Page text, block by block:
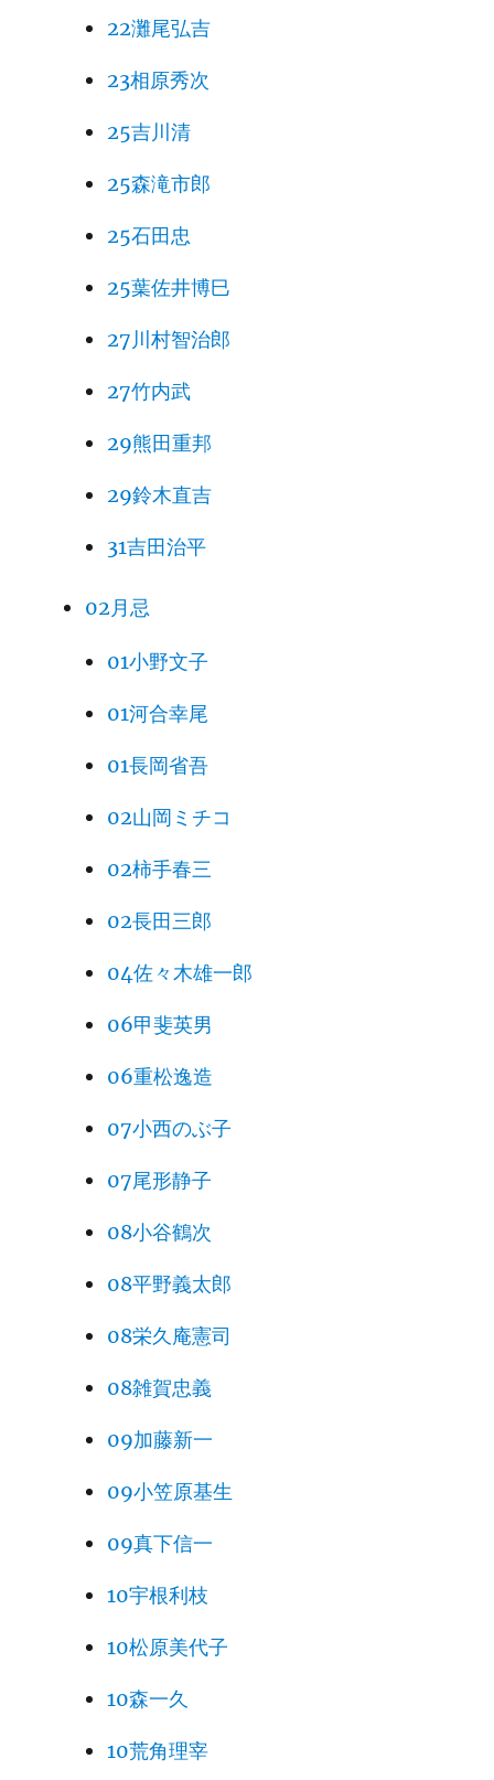
22灘尾弘吉
23相原秀次
25吉川清
25森滝市郎
25石田忠
25葉佐井博巳
27川村智治郎
27竹内武
29熊田重邦
29鈴木直吉
31吉田治平
02月忌
01小野文子
01河合幸尾
01長岡省吾
02山岡ミチコ
02柿手春三
02長田三郎
04佐々木雄一郎
06甲斐英男
06重松逸造
07小西のぶ子
07尾形静子
08小谷鶴次
08平野義太郎
08栄久庵憲司
08雑賀忠義
09加藤新一
09小笠原基生
09真下信一
10宇根利枝
10松原美代子
10森一久
10荒角理宰